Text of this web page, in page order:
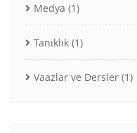
Medya (1)
Tanıklık (1)
Vaazlar ve Dersler (1)